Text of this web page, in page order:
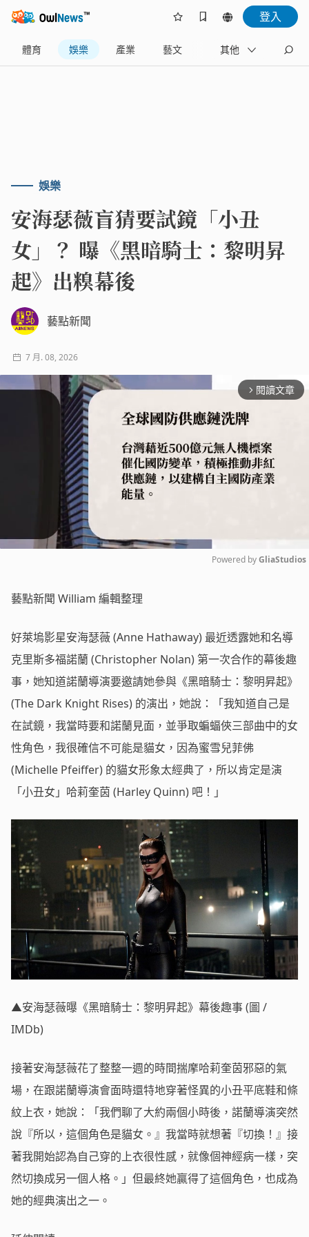
登入
體育 娛樂 產業 藝文 地方
其他
娛樂
安海瑟薇盲猜要試鏡「小丑
女」？ 曝《黑暗騎士：黎明昇
起》出糗幕後
藝點新聞
7 月. 08, 2026
arrow_forward_ios 閱讀文章
Powered by GliaStudios
藝點新聞 William 編輯整理
好萊塢影星安海瑟薇 (Anne Hathaway) 最近透露她和名導
克里斯多福諾蘭 (Christopher Nolan) 第一次合作的幕後趣
事，她知道諾蘭導演要邀請她參與《黑暗騎士：黎明昇起》
(The Dark Knight Rises) 的演出，她說：「我知道自己是
在試鏡，我當時要和諾蘭見面，並爭取蝙蝠俠三部曲中的女
性角色，我很確信不可能是貓女，因為蜜雪兒菲佛
(Michelle Pfeiffer) 的貓女形象太經典了，所以肯定是演
「小丑女」哈莉奎茵 (Harley Quinn) 吧！」
▲安海瑟薇曝《黑暗騎士：黎明昇起》幕後趣事 (圖 /
IMDb)
接著安海瑟薇花了整整一週的時間揣摩哈莉奎茵邪惡的氣
場，在跟諾蘭導演會面時還特地穿著怪異的小丑平底鞋和條
紋上衣，她說：「我們聊了大約兩個小時後，諾蘭導演突然
說『所以，這個角色是貓女。』我當時就想著『切換！』接
著我開始認為自己穿的上衣很性感，就像個神經病一樣，突
然切換成另一個人格。」但最終她贏得了這個角色，也成為
她的經典演出之一。